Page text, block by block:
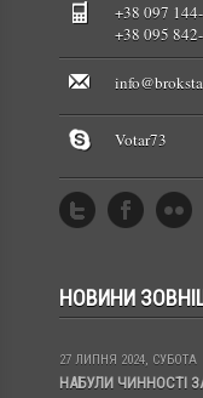
+38 097
+38 095
Votar73
НОВИНИ
27 ЛИПНЯ 2024, СУБОТА
НАБУЛИ ЧИННОСТІ